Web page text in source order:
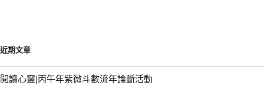
近期文章
閱讀心靈|丙午年紫微斗數流年論斷活動